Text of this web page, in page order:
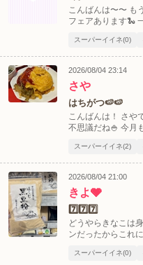
こんばんは〜〜 も
フェアあります🐍
スーパーイイネ(0)
2026/08/04 23:14
さや
はちがつ🍉🍉
こんばんは！ さや
不思議だね🍚 今月
スーパーイイネ(2)
2026/08/04 21:00
きよ🩶
7️⃣7️⃣7️⃣
どうやらきなこは
ンだったからこれ
スーパーイイネ(0)
このお
LINE
会
北海道
甲信越
東海